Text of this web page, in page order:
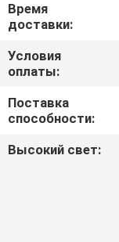
СПРОСИТЕ
ЦИТАТУ
КАРТА
Время
доставки:
Условия
оплаты:
Поставка
способности:
Высокий свет: